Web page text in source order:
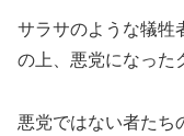
サラサのような犠牲
の上、悪党になっ
悪党ではない者たち